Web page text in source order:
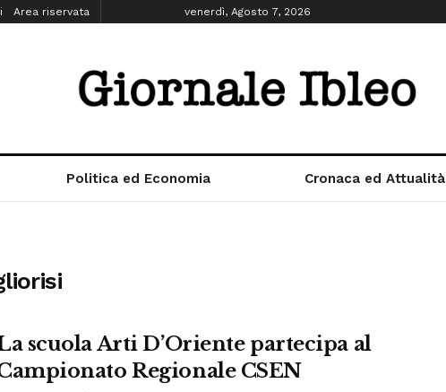
Area riservata venerdì, Agosto 7, 2026
Politica ed Economia Cronaca ed Attualità
scuola Arti D’Oriente partecipa al
Regionale CSEN